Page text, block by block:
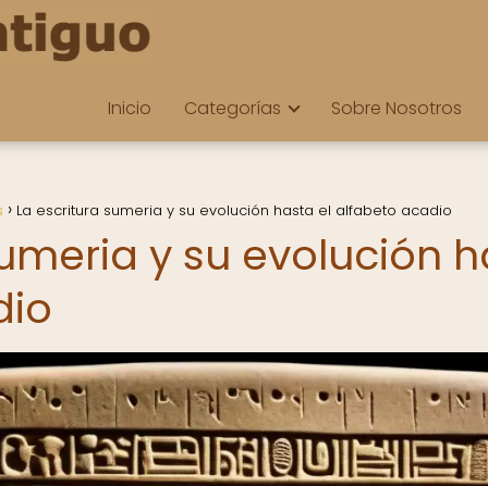
Inicio Categorías Sobre Nosotros
La escritura sumeria y su evolución hasta el alfabeto acadio
y su evolución